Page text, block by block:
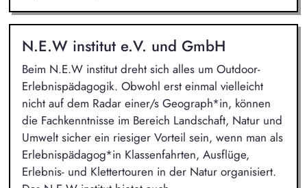
N.E.W institut e.V. und GmbH
Beim N.E.W institut dreht sich alles um Outdoor-
Erlebnispädagogik. Obwohl erst einmal vielleicht
nicht auf dem Radar einer/s Geograph*in, können
die Fachkenntnisse im Bereich Landschaft, Natur und
Umwelt sicher ein riesiger Vorteil sein, wenn man als
Erlebnispädagog*in Klassenfahrten, Ausflüge,
Erlebnis- und Klettertouren in der Natur organisiert.